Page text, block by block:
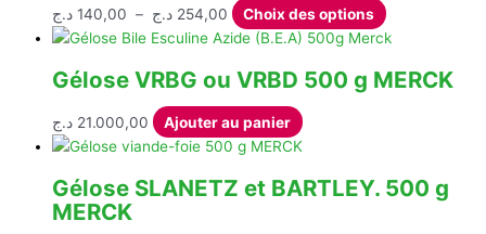
140,00 د.ج – 254,00 د.ج
Plage
de
140,00 د.ج
à
254,00 د.ج
Choix des options Ce
produit
plusieurs
peuvent
être
Gélose VRBG ou VRBD 500 g MERCK
21.000,00 د.ج Ajouter au panier
Gélose SLANETZ et BARTLEY. 500 g
MERCK